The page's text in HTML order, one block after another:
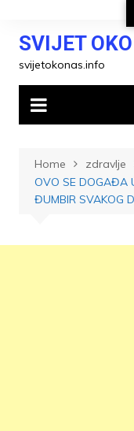
contentSVIJET
svijetokonas.info
Home
zdravlje
OVO SE DOGAĐA
ĐUMBIR SVAKOG